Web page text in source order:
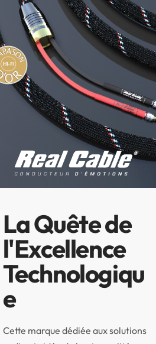
La Quête de
l'Excellence
Technologiqu
e
Cette marque dédiée aux solutions